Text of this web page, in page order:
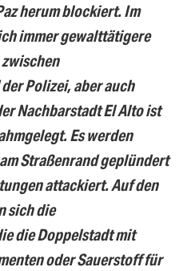
herum blockiert. Im
immer gewalttätigere
Polizei, aber auch
Nachbarstadt El Alto ist
Es werden
Straßenrand geplündert
attackiert. Auf den
sich die
die Doppelstadt mit
oder Sauerstoff für